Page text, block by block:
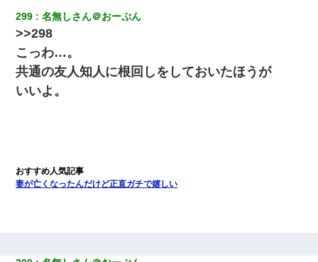
299 名無しさん＠おーぷん
>>298
こっわ…。
共通の友人知人に根回しをしておいたほうが
いいよ。
妻が亡くなったんだけど正直ガチで嬉しい